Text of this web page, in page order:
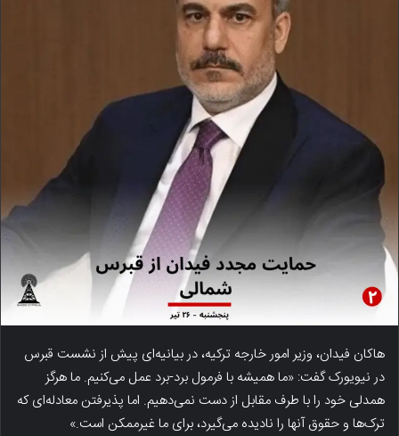
هاکان فیدان، وزیر امور خارجه ترکیه، در بیانیه‌ای پیش از نشست قبرس
در نیویورک گفت: «ما همیشه با فرمول برد-برد عمل می‌کنیم. ما هرگز
همدلی خود را با طرف مقابل از دست نمی‌دهیم. اما پذیرفتن معادله‌ای که
ترک‌ها و حقوق آنها را نادیده می‌گیرد، برای ما غیرممکن است.»